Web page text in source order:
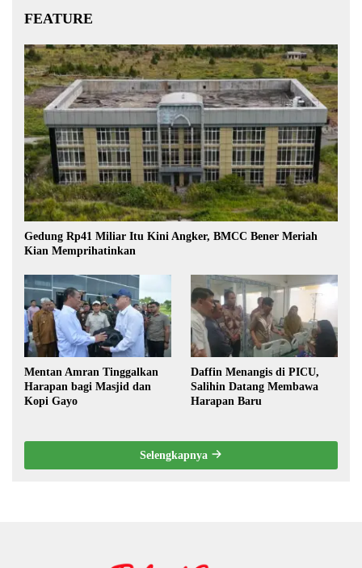
FEATURE
Gedung Rp41 Miliar Itu Kini Angker, BMCC Bener Meriah
Kian Memprihatinkan
Mentan Amran Tinggalkan
Harapan bagi Masjid dan
Kopi Gayo
Daffin Menangis di PICU,
Salihin Datang Membawa
Harapan Baru
Selengkapnya